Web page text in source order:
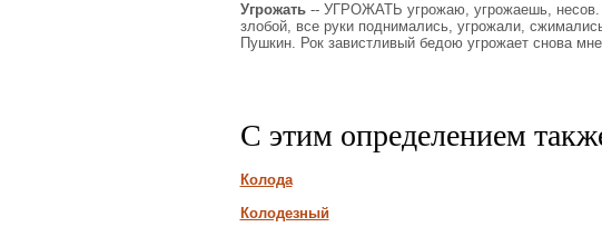
Угрожать-- УГРОЖАТЬ угрожаю, угрожаешь, несов.
злобой, все руки поднимались, угрожали,
Пушкин. Рок завистливый бедою угрожает снова
С этим определением
Колода
Колодезный